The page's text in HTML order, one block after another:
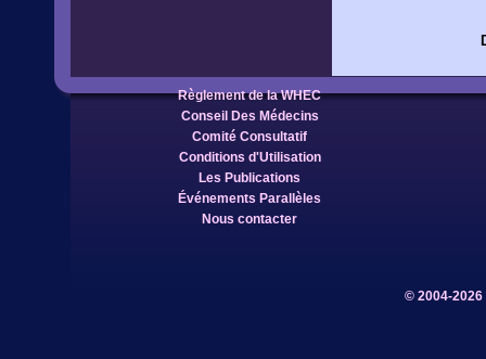
Règlement de la WHEC
Conseil Des Médecins
Comité Consultatif
Conditions d'Utilisation
Les Publications
Événements Parallèles
Nous contacter
© 2004-2026